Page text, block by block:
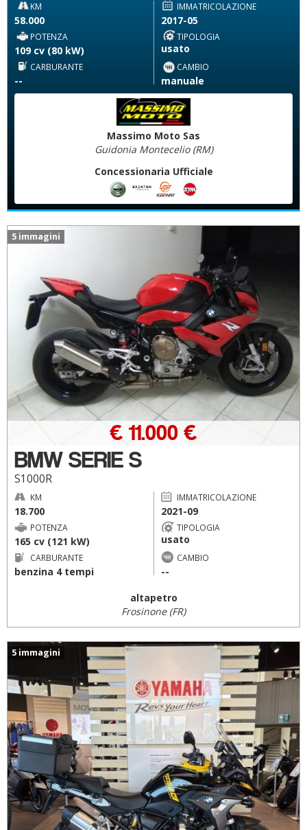
KM
58.000
IMMATRICOLAZIONE
2017-05
POTENZA
109 cv (80 kW)
TIPOLOGIA
usato
CARBURANTE
--
CAMBIO
manuale
Massimo Moto Sas
Guidonia Montecelio (RM)
Concessionaria Ufficiale
5 immagini
BMW SERIE S
S1000R
€ 11.000 €
KM
18.700
IMMATRICOLAZIONE
2021-09
POTENZA
165 cv (121 kW)
TIPOLOGIA
usato
CARBURANTE
benzina 4 tempi
CAMBIO
--
altapetro
Frosinone (FR)
5 immagini